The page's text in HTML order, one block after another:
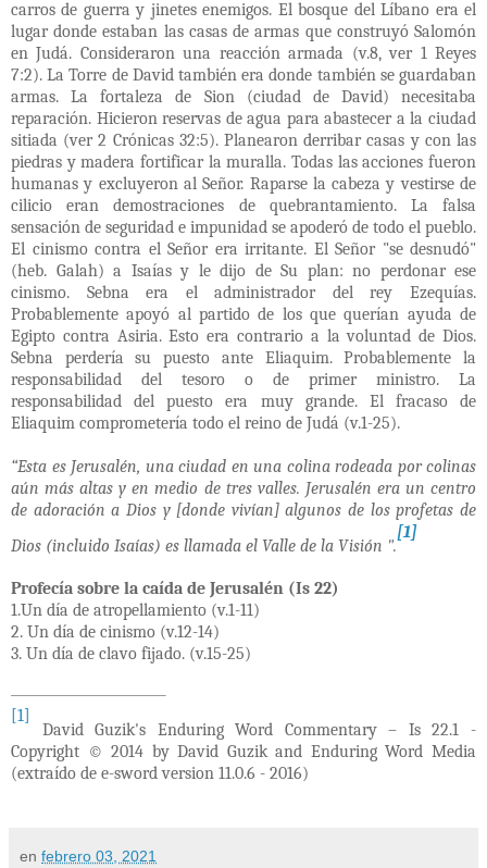
carros de guerra y jinetes enemigos. El bosque del Líbano era el
lugar donde estaban las casas de armas que construyó Salomón
en Judá. Consideraron una reacción armada (v.8, ver 1 Reyes
7:2). La Torre de David también era donde también se guardaban
armas. La fortaleza de Sion (ciudad de David) necesitaba
reparación. Hicieron reservas de agua para abastecer a la ciudad
sitiada (ver 2 Crónicas 32:5). Planearon derribar casas y con las
piedras y madera fortificar la muralla. Todas las acciones fueron
humanas y excluyeron al Señor. Raparse la cabeza y vestirse de
cilicio eran demostraciones de quebrantamiento. La falsa
sensación de seguridad e impunidad se apoderó de todo el pueblo.
El cinismo contra el Señor era irritante. El Señor "se desnudó"
(heb. Galah) a Isaías y le dijo de Su plan: no perdonar ese
cinismo. Sebna era el administrador del rey Ezequías.
Probablemente apoyó al partido de los que querían ayuda de
Egipto contra Asiria. Esto era contrario a la voluntad de Dios.
Sebna perdería su puesto ante Eliaquim. Probablemente la
responsabilidad del tesoro o de primer ministro. La
responsabilidad del puesto era muy grande. El fracaso de
Eliaquim comprometería todo el reino de Judá (v.1-25).
“Esta es Jerusalén, una ciudad en una colina rodeada por colinas
aún más altas y en medio de tres valles. Jerusalén era un centro
de adoración a Dios y [donde vivían] algunos de los profetas de
Dios (incluido Isaías) es llamada el Valle de la Visión ".
[1]
Profecía sobre la caída de Jerusalén (Is 22)
1.Un día de atropellamiento (v.1-11)
2. Un día de cinismo (v.12-14)
3. Un día de clavo fijado. (v.15-25)
[1]
David Guzik's Enduring Word Commentary – Is 22.1 -
Copyright © 2014 by David Guzik and Enduring Word Media
(extraído de e-sword version 11.0.6 - 2016)
en febrero 03, 2021